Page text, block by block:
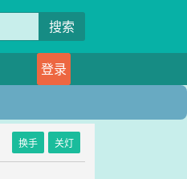
搜索
登录
换手 关灯